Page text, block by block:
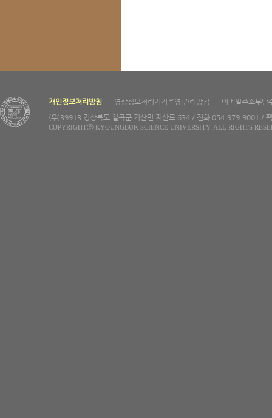
개인정보처리방침 영상정보처리기기운영·관리방침
이메일주소무단
(우)39913 경상북도 칠곡군 기산면 지산로 634 / 전화 054-979-9001 /
COPYRIGHTⓒ KYOUNGBUK SCIENCE UNIVERSITY. ALL RIGHTS